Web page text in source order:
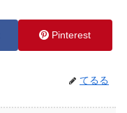
Pinterest
てるる